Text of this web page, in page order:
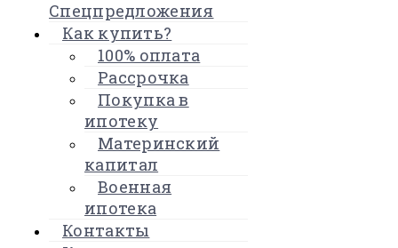
Спецпредложения
Как купить?
100% оплата
Рассрочка
Покупка в
ипотеку
Материнский
капитал
Военная
ипотека
Контакты